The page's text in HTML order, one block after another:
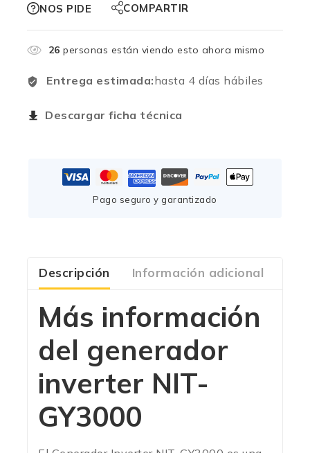
NOS PIDE
COMPARTIR
26 personas están viendo esto ahora mismo
Entrega estimada:hasta 4 días hábiles
Descargar ficha técnica
Pago seguro y garantizado
Descripción Información adicional
Más información
del generador
inverter NIT-
GY3000